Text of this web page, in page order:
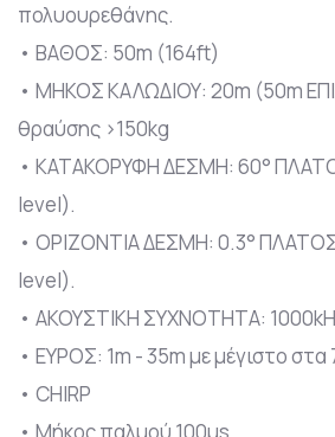
πολυουρεθάνης.
• ΒΑΘΟΣ: 50m (164ft)
• ΜΗΚΟΣ ΚΑΛΩΔΙΟΥ: 20m (50m
θραύσης >150kg
• ΚΑΤΑΚΟΡΥΦΗ ΔΕΣΜΗ: 60°
level).
• ΟΡΙΖΟΝΤΙΑ ΔΕΣΜΗ: 0.3°
level).
• ΑΚΟΥΣΤΙΚΗ ΣΥΧΝΟΤΗΤΑ:
• ΕΥΡΟΣ: 1m - 35m με μέγιστο στα
• CHIRP